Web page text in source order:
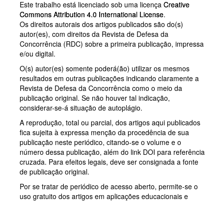
Este trabalho está licenciado sob uma licença Creative
Commons Attribution 4.0 International License.
Os direitos autorais dos artigos publicados são do(s)
autor(es), com direitos da Revista de Defesa da
Concorrência (RDC) sobre a primeira publicação, impressa
e/ou digital.
O(s) autor(es) somente poderá(ão) utilizar os mesmos
resultados em outras publicações indicando claramente a
Revista de Defesa da Concorrência como o meio da
publicação original. Se não houver tal indicação,
considerar-se-á situação de autoplágio.
A reprodução, total ou parcial, dos artigos aqui publicados
fica sujeita à expressa menção da procedência de sua
publicação neste periódico, citando-se o volume e o
número dessa publicação, além do link DOI para referência
cruzada. Para efeitos legais, deve ser consignada a fonte
de publicação original.
Por se tratar de periódico de acesso aberto, permite-se o
uso gratuito dos artigos em aplicações educacionais e